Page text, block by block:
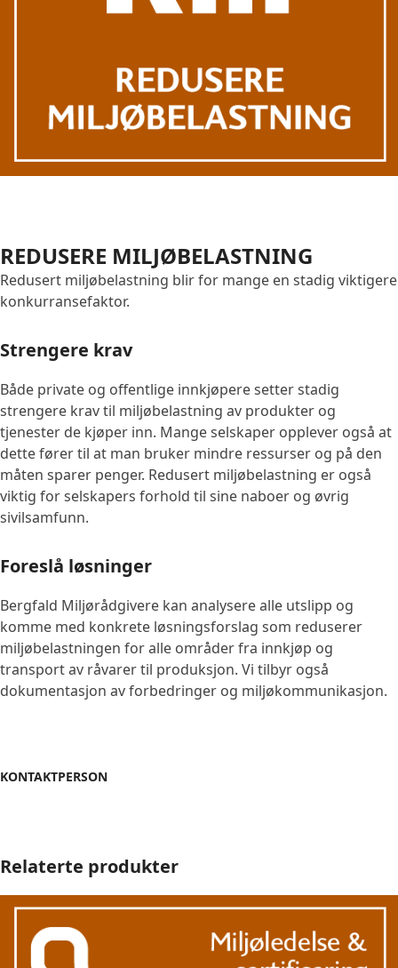
REDUSERE MILJØBELASTNING
Redusert miljøbelastning blir for mange en stadig viktigere
konkurransefaktor.
Strengere krav
Både private og offentlige innkjøpere setter stadig
strengere krav til miljøbelastning av produkter og
tjenester de kjøper inn. Mange selskaper opplever også at
dette fører til at man bruker mindre ressurser og på den
måten sparer penger. Redusert miljøbelastning er også
viktig for selskapers forhold til sine naboer og øvrig
sivilsamfunn.
Foreslå løsninger
Bergfald Miljørådgivere kan analysere alle utslipp og
komme med konkrete løsningsforslag som reduserer
miljøbelastningen for alle områder fra innkjøp og
transport av råvarer til produksjon. Vi tilbyr også
dokumentasjon av forbedringer og miljøkommunikasjon.
KONTAKTPERSON
Relaterte produkter